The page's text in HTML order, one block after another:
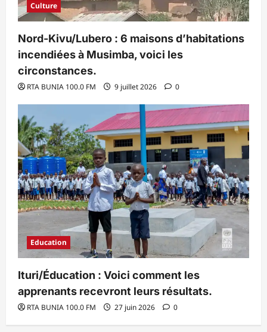
Culture
Nord-Kivu/Lubero : 6 maisons d’habitations
incendiées à Musimba, voici les
circonstances.
RTA BUNIA 100.0 FM 9 juillet 2026 0
Education
Ituri/Éducation : Voici comment les
apprenants recevront leurs résultats.
RTA BUNIA 100.0 FM 27 juin 2026 0